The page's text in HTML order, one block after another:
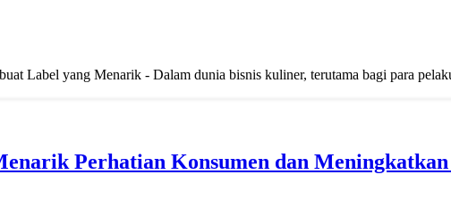
Label yang Menarik - Dalam dunia bisnis kuliner, terutama bagi para
Perhatian Konsumen dan